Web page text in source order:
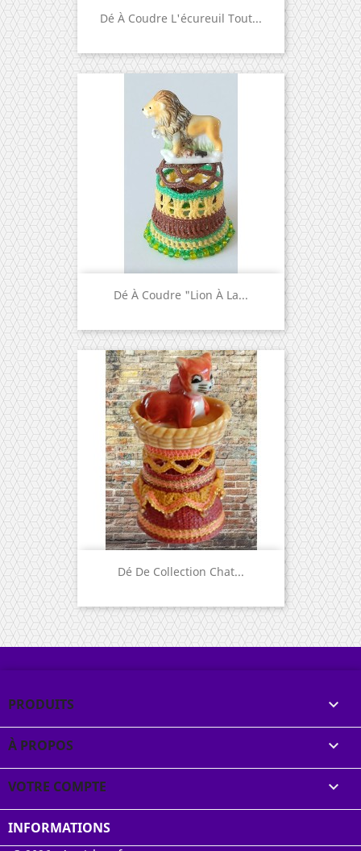
Dé À Coudre L'écureuil Tout...
Dé À Coudre "Lion À La...
Dé De Collection Chat...
PRODUITS 
À PROPOS 
VOTRE COMPTE 
INFORMATIONS